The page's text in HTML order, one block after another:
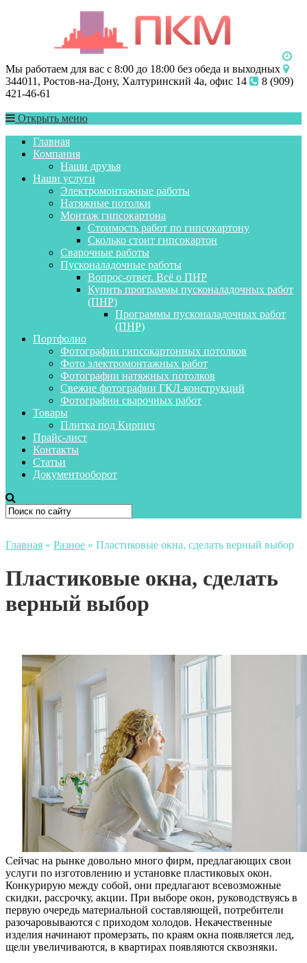
Мы работаем для вас с 8:00 до 18:00 без обеда и выходных
344011, Ростов-на-Дону, Халтуринский 4а, офис 14
8 (909)
421-46-61
Открыть меню
Главная
Компания
Наши друзья
Наши услуги
Электромонтажные работы
Натяжные потолки
Монтаж гипсокартона
Стоимость работ по гипсокартону
Сколько стоит гипсокартон
Сварочные работы
Пусконаладочные работы
Вопрос-ответ. Всё о ПНР
Купить программы пусконаладочных работ
(ПНР)
Программы пусконаладочных работ
(ПНР)
Портфолио
Фотографии гипсокартонных потолков
Фото электромонтажных работ
Фотографии натяжных потолков
Свежие фотографии ГКЛ-конструкций
Фотографии сварочных работ
Товары
Плитка под Кирпич
Прайс-лист
Контакты
Статьи
Документооборот
Главная » Разное » Пластиковые окна, сделать верный выбор
Пластиковые окна, сделать
верный выбор
Сейчас на рынке довольно много фирм, предлагающих свои
услуги по изготовлению и установке пластиковых окон.
Конкурирую между собой, они предлагают всевозможные
скидки, рассрочку, акции. При выборе окон, руководствуясь в
первую очередь материальной составляющей, потребители
разочаровываются с приходом холодов. Некачественные
изделия начинают промерзать, по краям окна появляется лед,
щели увеличиваются, в квартирах появляются сквозняки.